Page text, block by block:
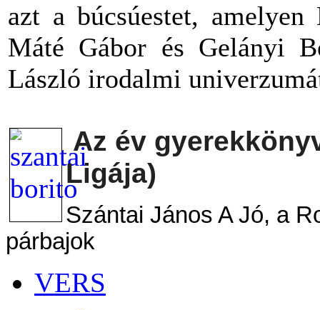
azt a búcsúestet,
Máté Gábor és Gelányi
László irodalmi
Az év
Ligája)
Szántai János A Jó, a
párbajok
VERS